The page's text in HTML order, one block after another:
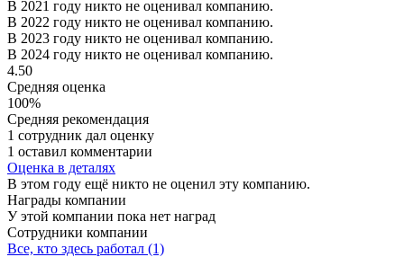
В 2021 году никто не оценивал компанию.
В 2022 году никто не оценивал компанию.
В 2023 году никто не оценивал компанию.
В 2024 году никто не оценивал компанию.
4.50
Средняя оценка
100%
Средняя рекомендация
1 сотрудник дал оценку
1 оставил комментарии
Оценка в деталях
В этом году ещё никто не оценил эту компанию.
Награды компании
У этой компании пока нет наград
Сотрудники компании
Все, кто здесь работал (1)